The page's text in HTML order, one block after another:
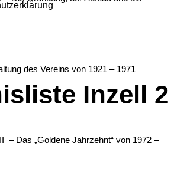
des Vereins von 1921 – 1971
– Das „Goldene Jahrzehnt“ von 1972 –
Inzell 2